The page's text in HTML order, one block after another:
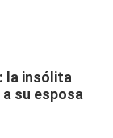
la insólita
su esposa